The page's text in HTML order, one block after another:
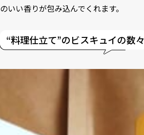
のいい香りが包み込んでくれます。
“料理仕立て”のビスキュイの数々